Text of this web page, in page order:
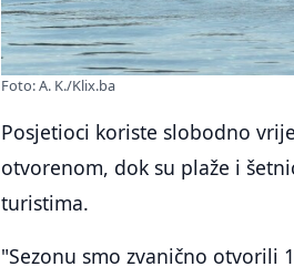
Foto: A. K./Klix.ba
Posjetioci koriste slobodno
otvorenom, dok su plaže i
turistima.
"Sezonu smo zvanično